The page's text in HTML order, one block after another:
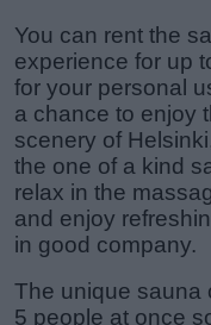
You can rent the
experience for up
for your personal
a chance to enjoy
scenery of
the one of a kind
relax in the
and enjoy
in good company.
The unique sauna
5 people at once